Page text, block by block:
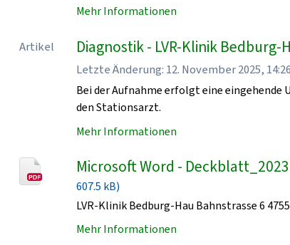
Mehr Informationen
Artikel Diagnostik - LVR-Klinik Bedburg-
Letzte Änderung: 12. November 2025,
Bei der Aufnahme erfolgt eine eingehende
den Stationsarzt.
Mehr Informationen
Microsoft Word -
607.5 kB)
LVR-Klinik Bedburg-Hau Bahnstrasse 6
Mehr Informationen